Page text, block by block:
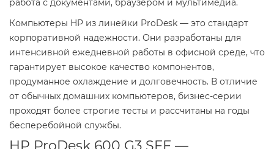
работа с документами, браузером и мультимедиа.
Компьютеры HP из линейки ProDesk — это стандарт
корпоративной надежности. Они разработаны для
интенсивной ежедневной работы в офисной среде, что
гарантирует высокое качество компонентов,
продуманное охлаждение и долговечность. В отличие
от обычных домашних компьютеров, бизнес-серии
проходят более строгие тесты и рассчитаны на годы
бесперебойной службы.
HP ProDesk 600 G3 SFF —